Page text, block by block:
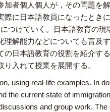
者個人個人が，その問題を
に日本語教員になったとき
つけていく。日本語教育の現
解能力などについても言及
日本語教育の役割を紹介す
入れて授業を展開する。
using real-life examples. In
the current state of
and group work.